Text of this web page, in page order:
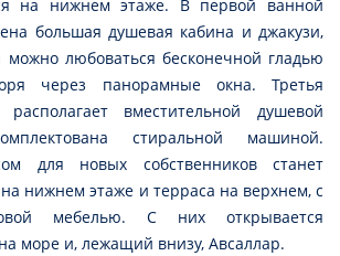
на нижнем этаже. В первой ванной
большая душевая кабина и джакузи,
можно любоваться бесконечной гладью
через панорамные окна. Третья
вместительной душевой
стиральной машиной.
для новых собственников станет
нижнем этаже и терраса на верхнем, с
мебелью. С них открывается
море и, лежащий внизу, Авсаллар.